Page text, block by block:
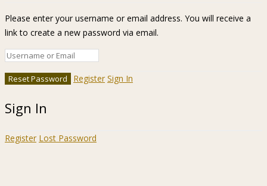
Please enter your username or email address. You will receive a
link to create a new password via email.
Register Sign In
Sign In
Register Lost Password